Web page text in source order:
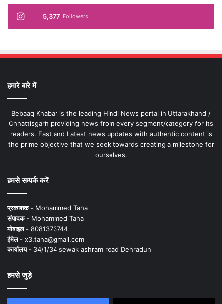
5,377 Followers
हमारे बारे में
Bebaaq Khabar is the leading Hindi News portal in Uttarakhand /
Chhattisgarh providing news from every segment/category for its
readers. Fast and Latest news updates with authentic content is
the prime objective that we seek towards creating a milestone for
ourselves.
हमसे सम्पर्क करें
प्रकाशक - Mohammed Taha
संपादक - Mohammed Taha
मोबाइल - 8081373744
ईमेल - x3.taha@gmail.com
कार्यालय - 34/1/34 sewak ashram road Dehradun
हमसे जुड़े